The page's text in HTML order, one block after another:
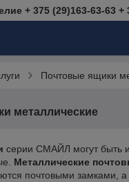
+ 375 (29)163-63-63 +
Почтовые ящики
металлические
серии СМАЙЛ могут быть
Металлические
почтовыми замками,